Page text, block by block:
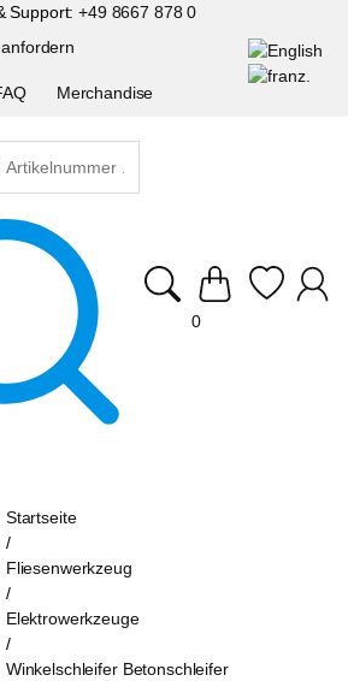
Support:+49 8667 878 0
Merchandise
0
Startseite
/
Fliesenwerkzeug
/
Elektrowerkzeuge
/
Winkelschleifer Betonschleifer